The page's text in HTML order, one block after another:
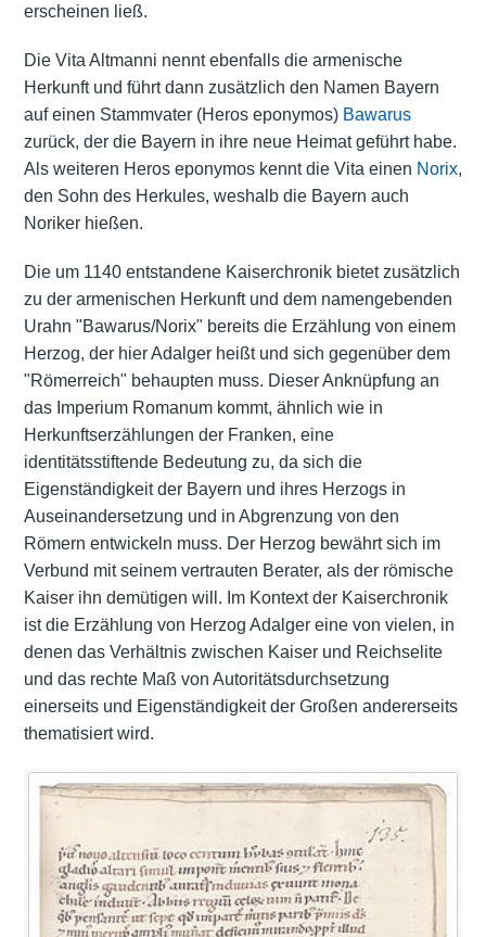
erscheinen ließ.
Die Vita Altmanni nennt ebenfalls die armenische
Herkunft und führt dann zusätzlich den Namen Bayern
auf einen Stammvater (Heros eponymos) Bawarus
zurück, der die Bayern in ihre neue Heimat geführt habe.
Als weiteren Heros eponymos kennt die Vita einen Norix,
den Sohn des Herkules, weshalb die Bayern auch
Noriker hießen.
Die um 1140 entstandene Kaiserchronik bietet zusätzlich
zu der armenischen Herkunft und dem namengebenden
Urahn "Bawarus/Norix" bereits die Erzählung von einem
Herzog, der hier Adalger heißt und sich gegenüber dem
"Römerreich" behaupten muss. Dieser Anknüpfung an
das Imperium Romanum kommt, ähnlich wie in
Herkunftserzählungen der Franken, eine
identitätsstiftende Bedeutung zu, da sich die
Eigenständigkeit der Bayern und ihres Herzogs in
Auseinandersetzung und in Abgrenzung von den
Römern entwickeln muss. Der Herzog bewährt sich im
Verbund mit seinem vertrauten Berater, als der römische
Kaiser ihn demütigen will. Im Kontext der Kaiserchronik
ist die Erzählung von Herzog Adalger eine von vielen, in
denen das Verhältnis zwischen Kaiser und Reichselite
und das rechte Maß von Autoritätsdurchsetzung
einerseits und Eigenständigkeit der Großen andererseits
thematisiert wird.